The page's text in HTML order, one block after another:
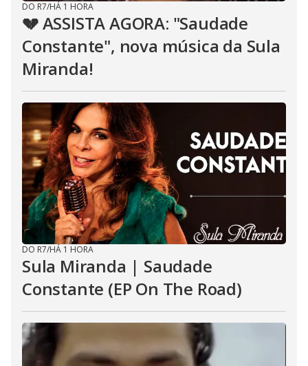
DO R7/HÁ 1 HORA
💔 ASSISTA AGORA: "Saudade
Constante", nova música da Sula
Miranda!
DO R7/HÁ 1 HORA
Sula Miranda | Saudade
Constante (EP On The Road)